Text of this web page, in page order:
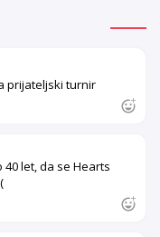
prijateljski turnir
let, da se Hearts